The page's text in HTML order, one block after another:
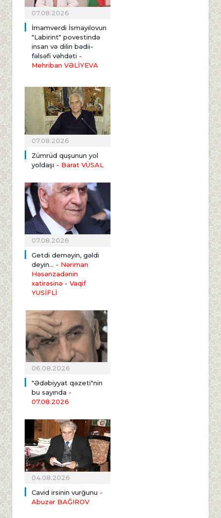
07.08.2026
İmamverdi İsmayılovun
"Labirint" povestində
insan və dilin bədii-
fəlsəfi vəhdəti -
Mehriban VƏLİYEVA
07.08.2026
Zümrüd quşunun yol
yoldaşı - Barat VÜSAL
07.08.2026
Getdi deməyin, gəldi
deyin... - Nəriman
Həsənzadənin
xatirəsinə - Vaqif
YUSİFLİ
06.08.2026
"Ədəbiyyat qəzeti"nin
bu sayında -
07.08.2026
04.08.2026
Cavid irsinin vurğunu -
Abuzər BAĞIROV